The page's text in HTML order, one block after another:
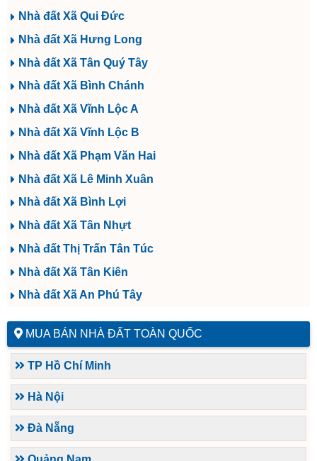
Nhà đất Xã Qui Đức
Nhà đất Xã Hưng Long
Nhà đất Xã Tân Quý Tây
Nhà đất Xã Bình Chánh
Nhà đất Xã Vĩnh Lộc A
Nhà đất Xã Vĩnh Lộc B
Nhà đất Xã Phạm Văn Hai
Nhà đất Xã Lê Minh Xuân
Nhà đất Xã Bình Lợi
Nhà đất Xã Tân Nhựt
Nhà đất Thị Trấn Tân Túc
Nhà đất Xã Tân Kiên
Nhà đất Xã An Phú Tây
MUA BÁN NHÀ ĐẤT TOÀN QUỐC
TP Hồ Chí Minh
Hà Nội
Đà Nẵng